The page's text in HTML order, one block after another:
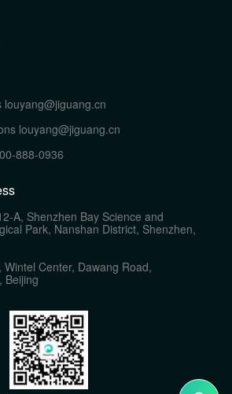
louyang@jiguang.cn
louyang@jiguang.cn
888-0936
A, Shenzhen Bay Science and
Park, Nanshan District, Shenzhen,
Center, Dawang Road,
Beijing